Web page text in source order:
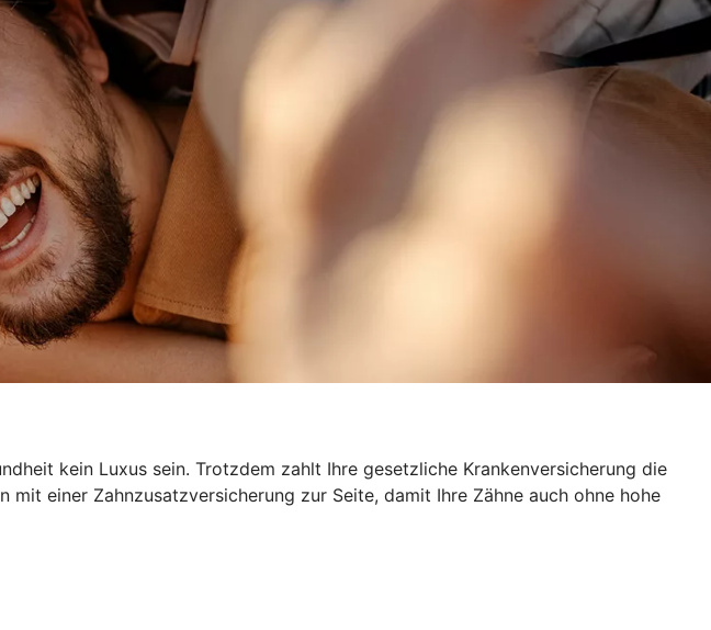
kein Luxus sein. Trotzdem zahlt Ihre gesetzliche Krankenversicherung die
einer Zahnzusatzversicherung zur Seite, damit Ihre Zähne auch ohne hohe